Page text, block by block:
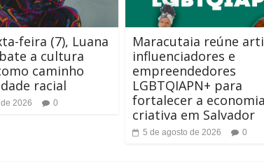
feira (7), Luana
a cultura
caminho
racial
2026 0
Maracutaia reúne
influenciadores e
empreendedores
LGBTQIAPN+ para
fortalecer a economia
criativa em Salvador
5 de agosto de 2026 0